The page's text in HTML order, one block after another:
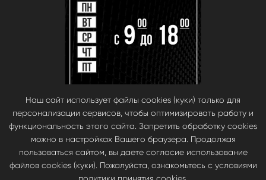
© babara 2014. При публикации материалов с сайта, ссылка на сайт
Наш сайт использует файлы cookies (куки) только для
персонализации сервисов, чтобы оптимизировать работу и
функциональность этого сайта. Запретить обработку cookies
можно в настройках Вашего браузера. Продолжая
пользоваться сайтом, вы даете согласие использование
файлов cookies (куки). Пожалуйста, ознакомьтесь с условиями